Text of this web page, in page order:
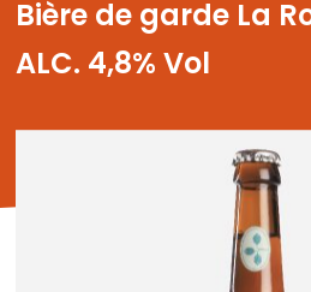
Bière de garde La
ALC. 4,8% Vol